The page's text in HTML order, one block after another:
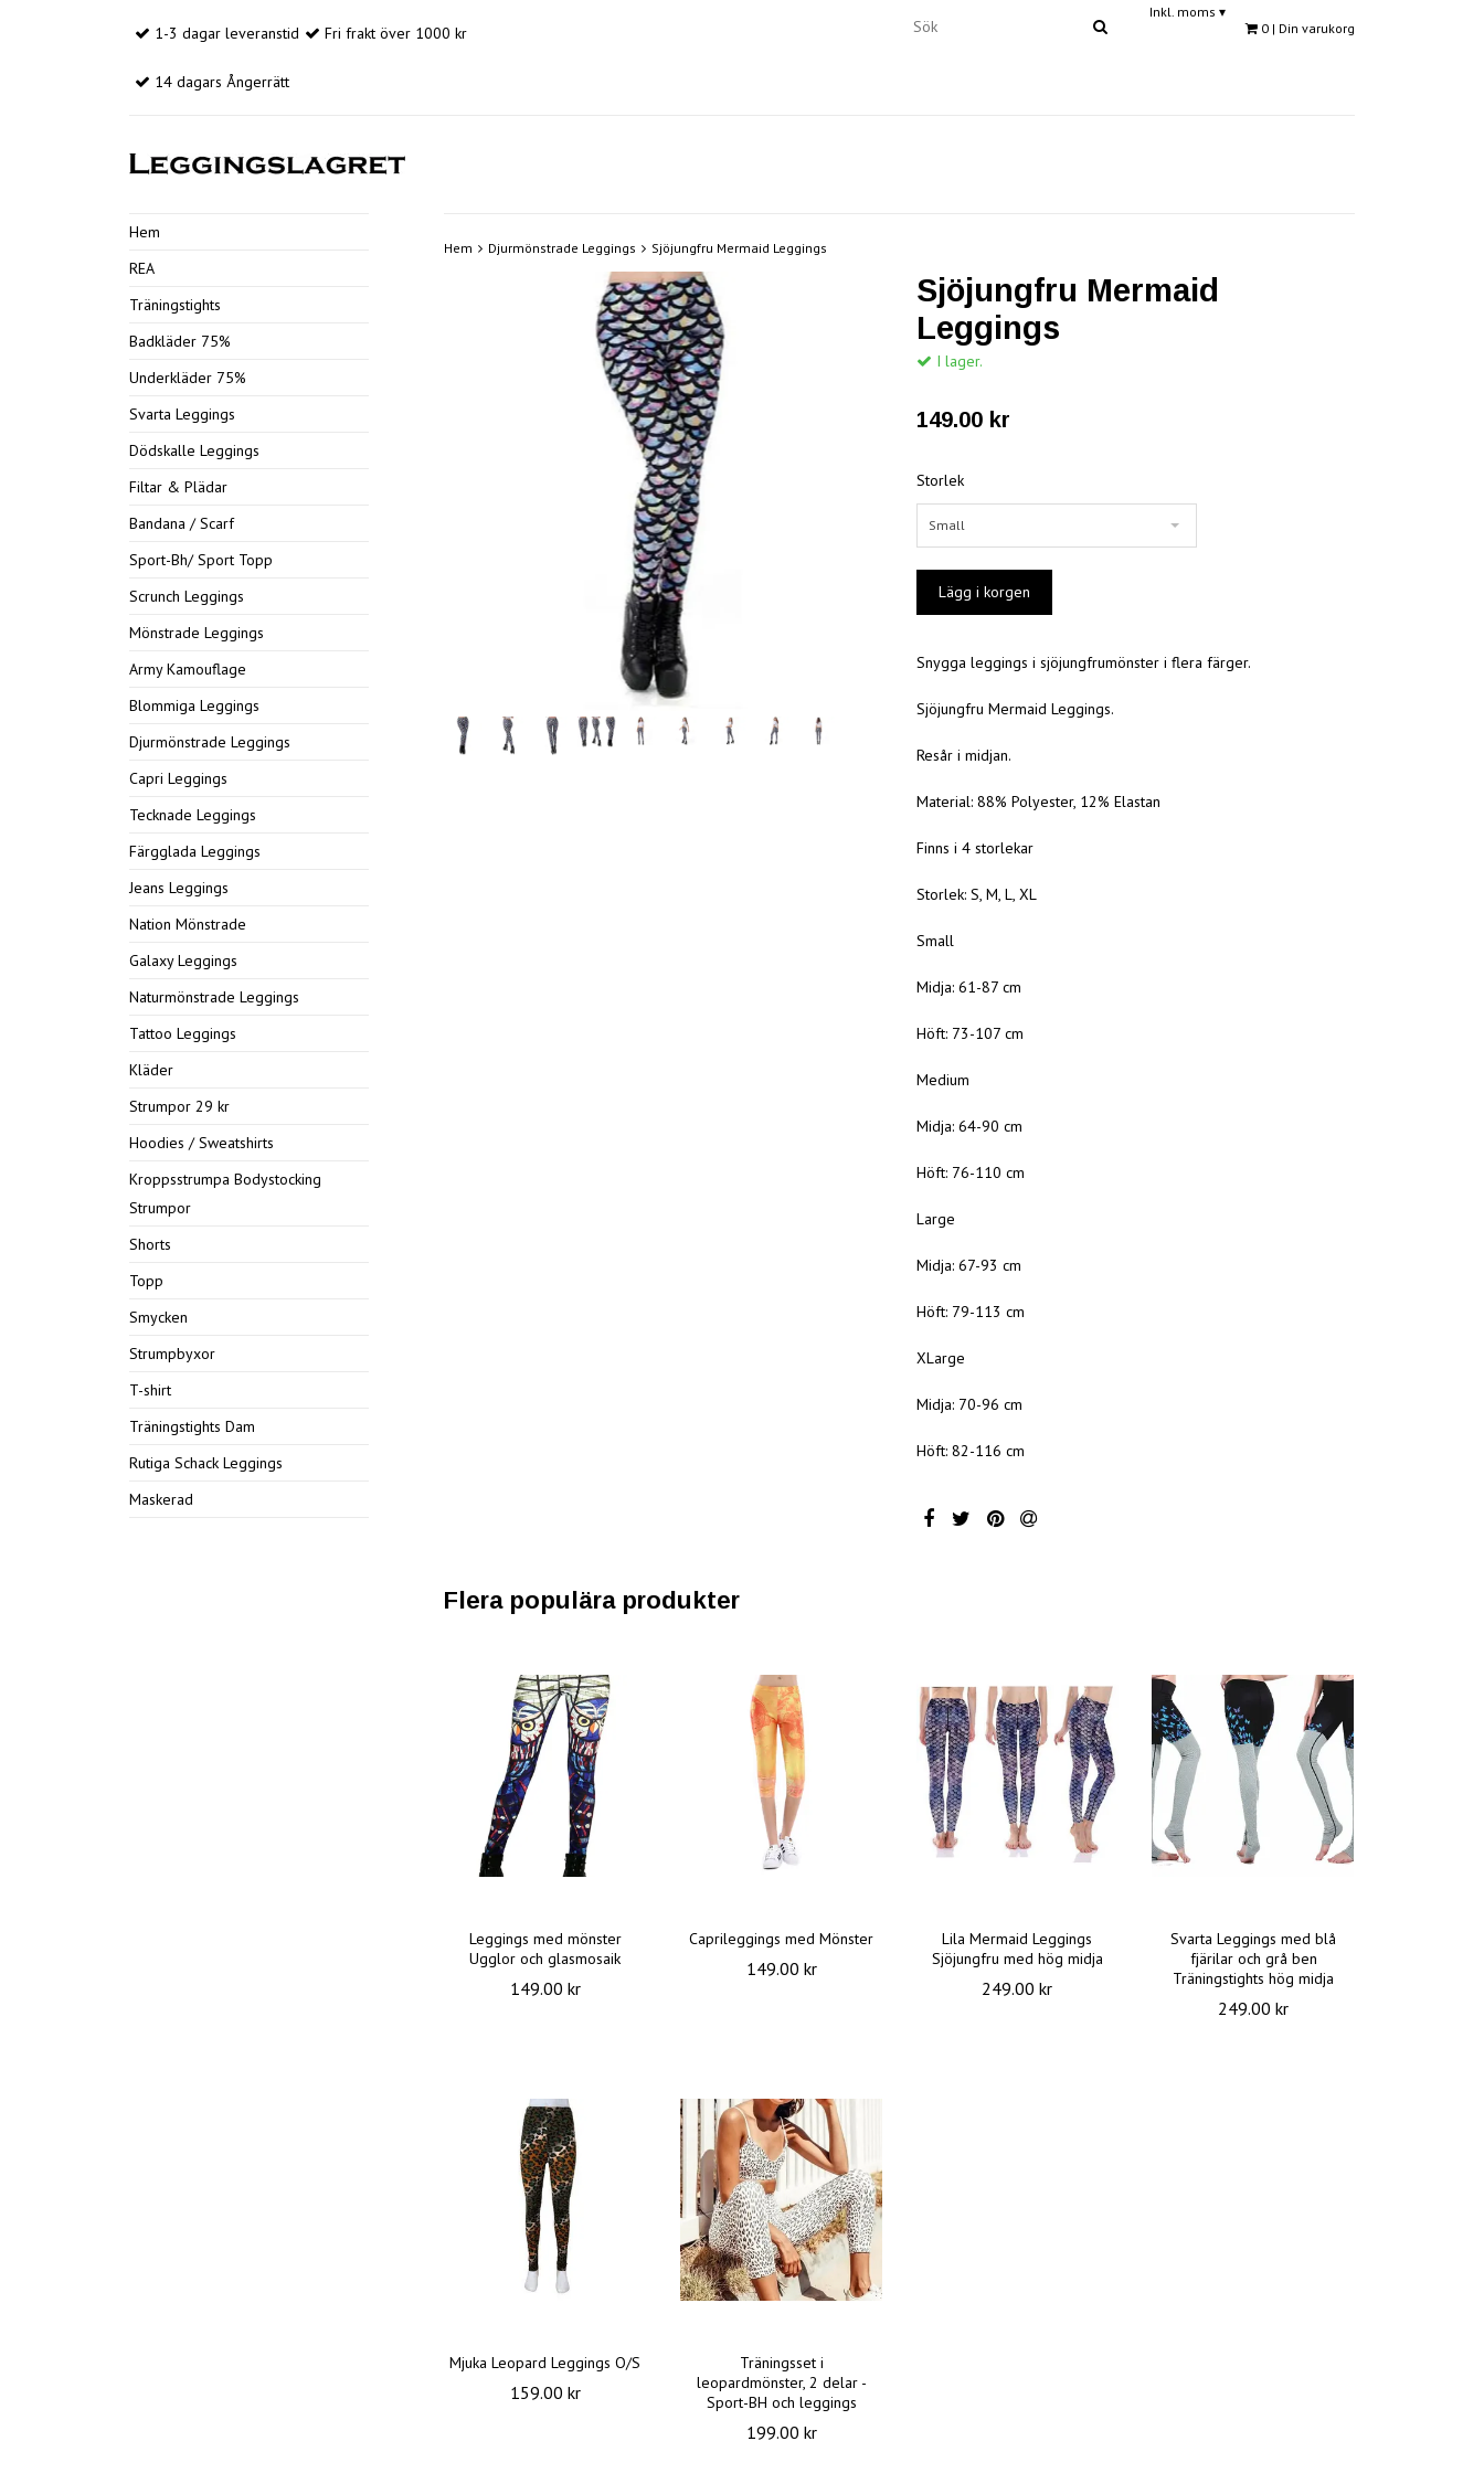
1-3 dagar leveranstid Fri frakt över 1000 kr
14 dagars Ångerrätt
Inkl. moms ▾
0 | Din varukorg
Hem
REA
Träningstights
Badkläder 75%
Underkläder 75%
Svarta Leggings
Dödskalle Leggings
Filtar & Plädar
Bandana / Scarf
Sport-Bh/ Sport Topp
Scrunch Leggings
Mönstrade Leggings
Army Kamouflage
Blommiga Leggings
Djurmönstrade Leggings
Capri Leggings
Tecknade Leggings
Färgglada Leggings
Jeans Leggings
Nation Mönstrade
Galaxy Leggings
Naturmönstrade Leggings
Tattoo Leggings
Kläder
Strumpor 29 kr
Hoodies / Sweatshirts
Kroppsstrumpa Bodystocking
Strumpor
Shorts
Topp
Smycken
Strumpbyxor
T-shirt
Träningstights Dam
Rutiga Schack Leggings
Maskerad
Hem Djurmönstrade Leggings Sjöjungfru Mermaid Leggings
Sjöjungfru Mermaid
Leggings
I lager.
149.00 kr
Storlek
Small
Snygga leggings i sjöjungfrumönster i flera färger.
Sjöjungfru Mermaid Leggings.
Resår i midjan.
Material: 88% Polyester, 12% Elastan
Finns i 4 storlekar
Storlek: S, M, L, XL
Small
Midja: 61-87 cm
Höft: 73-107 cm
Medium
Midja: 64-90 cm
Höft: 76-110 cm
Large
Midja: 67-93 cm
Höft: 79-113 cm
XLarge
Midja: 70-96 cm
Höft: 82-116 cm
Flera populära produkter
Leggings med mönster
Ugglor och glasmosaik
149.00 kr
Caprileggings med Mönster
149.00 kr
Lila Mermaid Leggings
Sjöjungfru med hög midja
249.00 kr
Svarta Leggings med blå
fjärilar och grå ben
Träningstights hög midja
249.00 kr
Mjuka Leopard Leggings O/S
159.00 kr
Träningsset i
leopardmönster, 2 delar -
Sport-BH och leggings
199.00 kr